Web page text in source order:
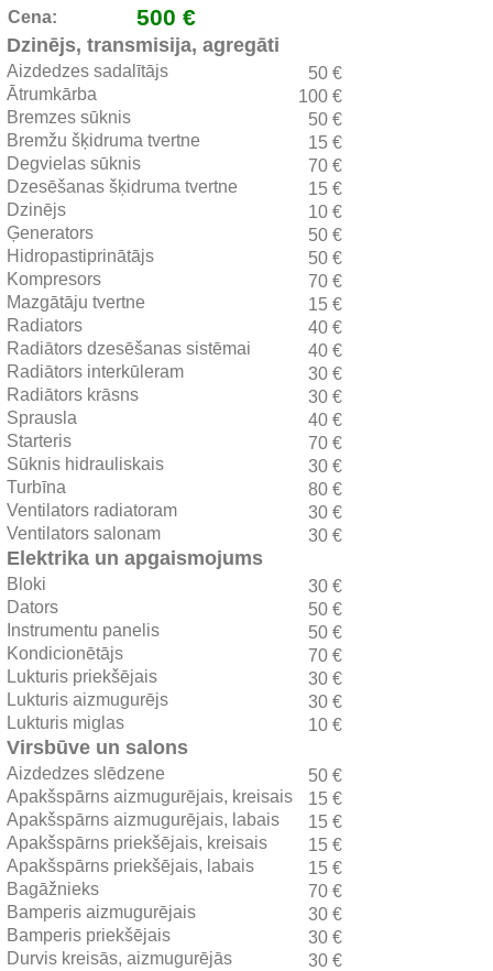
Cena: 500 €
Dzinējs, transmisija, agregāti
Aizdedzes sadalītājs
50 €
Ātrumkārba
100 €
Bremzes sūknis
50 €
Bremžu šķidruma tvertne
15 €
Degvielas sūknis
70 €
Dzesēšanas šķidruma tvertne
15 €
Dzinējs
10 €
Ģenerators
50 €
Hidropastiprinātājs
50 €
Kompresors
70 €
Mazgātāju tvertne
15 €
Radiators
40 €
Radiātors dzesēšanas sistēmai
40 €
Radiātors interkūleram
30 €
Radiātors krāsns
30 €
Sprausla
40 €
Starteris
70 €
Sūknis hidrauliskais
30 €
Turbīna
80 €
Ventilators radiatoram
30 €
Ventilators salonam
30 €
Elektrika un apgaismojums
Bloki
30 €
Dators
50 €
Instrumentu panelis
50 €
Kondicionētājs
70 €
Lukturis priekšējais
30 €
Lukturis aizmugurējs
30 €
Lukturis miglas
10 €
Virsbūve un salons
Aizdedzes slēdzene
50 €
Apakšspārns aizmugurējais, kreisais
15 €
Apakšspārns aizmugurējais, labais
15 €
Apakšspārns priekšējais, kreisais
15 €
Apakšspārns priekšējais, labais
15 €
Bagāžnieks
70 €
Bamperis aizmugurējais
30 €
Bamperis priekšējais
30 €
Durvis kreisās, aizmugurējās
30 €